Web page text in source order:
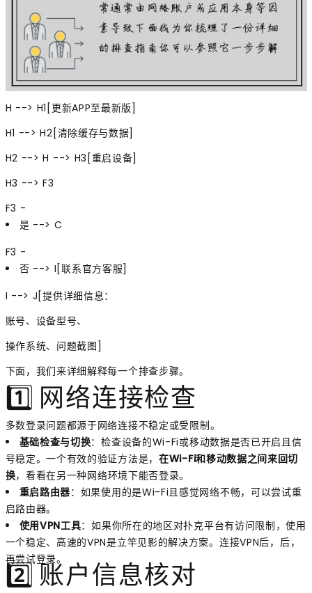
H --> H1[更新APP至最新版]
H1 --> H2[清除缓存与数据]
H2 --> H --> H3[重启设备]
H3 --> F3
F3 -
是 --> C
F3 -
否 --> I[联系官方客服]
I --> J[提供详细信息：
账号、设备型号、
操作系统、问题截图]
下面，我们来详细解释每一个排查步骤。
1️⃣ 网络连接检查
多数登录问题都源于网络连接不稳定或受限制。
基础检查与切换：检查设备的Wi-Fi或移动数据是否已开启且信
号稳定。一个有效的验证方法是， 在Wi-Fi和移动数据之间来回切
换，看看在另一种网络环境下能否登录。
重启路由器：如果使用的是Wi-Fi且感觉网络不畅，可以尝试重
启路由器。
使用VPN工具：如果你所在的地区对扑克平台有访问限制，使用
一个稳定、高速的VPN是立竿见影的解决方案。连接VPN后，后，
再尝试登录。
2️⃣ 账户信息核对